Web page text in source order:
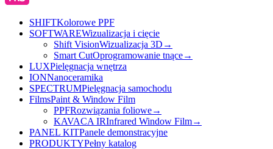
SHIFTKolorowe PPF
SOFTWAREWizualizacja i cięcie
Shift VisionWizualizacja 3D →
Smart CutOprogramowanie tnące→
LUXPielęgnacja wnętrza
IONNanoceramika
SPECTRUMPielęgnacja samochodu
FilmsPaint & Window Film
PPFRozwiązania foliowe→
KAVACA IRInfrared Window Film→
PANEL KITPanele demonstracyjne
PRODUKTYPełny katalog